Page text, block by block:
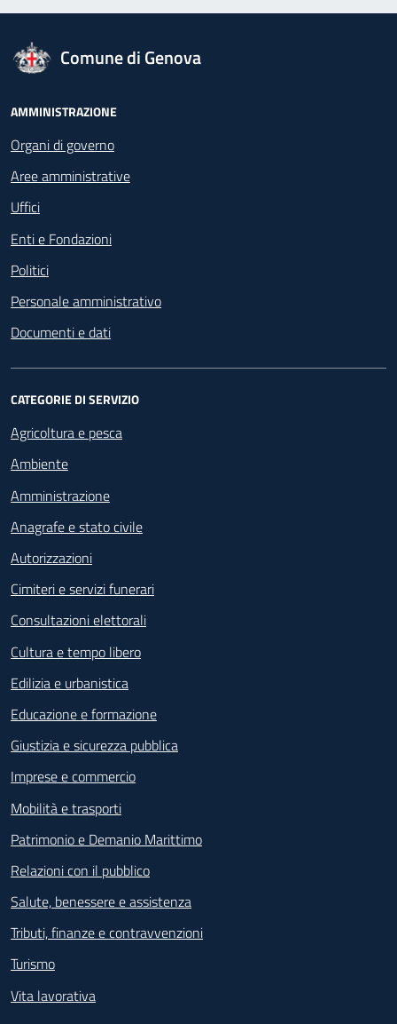
logo Unione Europea
Comune di Genova
Footer - Navigazione
AMMINISTRAZIONE
Organi di governo
Aree amministrative
Uffici
Enti e Fondazioni
Politici
Personale amministrativo
Documenti e dati
CATEGORIE DI SERVIZIO
Agricoltura e pesca
Ambiente
Amministrazione
Anagrafe e stato civile
Autorizzazioni
Cimiteri e servizi funerari
Consultazioni elettorali
Cultura e tempo libero
Edilizia e urbanistica
Educazione e formazione
Giustizia e sicurezza pubblica
Imprese e commercio
Mobilità e trasporti
Patrimonio e Demanio Marittimo
Relazioni con il pubblico
Salute, benessere e assistenza
Tributi, finanze e contravvenzioni
Turismo
Vita lavorativa